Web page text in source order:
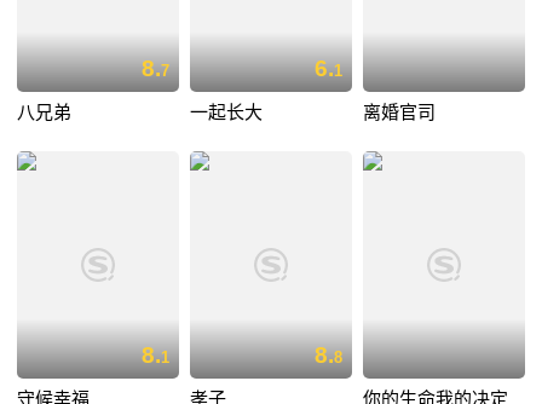
8.7
八兄弟
6.1
一起长大 离婚官司
8.1
守候幸福
8.8
孝子 你的生命我的决定